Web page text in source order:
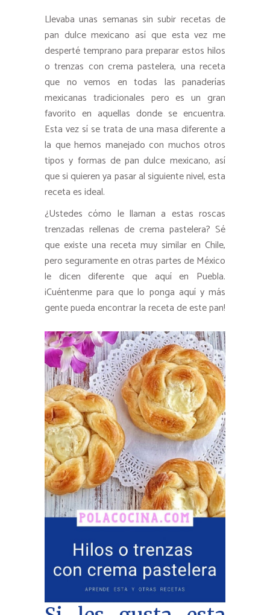
Llevaba unas semanas sin subir recetas de
pan dulce mexicano así que esta vez me
desperté temprano para preparar estos hilos
o trenzas con crema pastelera, una receta
que no vemos en todas las panaderías
mexicanas tradicionales pero es un gran
favorito en aquellas donde se encuentra.
Esta vez sí se trata de una masa diferente a
la que hemos manejado con muchos otros
tipos y formas de pan dulce mexicano, así
que si quieren ya pasar al siguiente nivel, esta
receta es ideal.
¿Ustedes cómo le llaman a estas roscas
trenzadas rellenas de crema pastelera? Sé
que existe una receta muy similar en Chile,
pero seguramente en otras partes de México
le dicen diferente que aquí en Puebla.
¡Cuéntenme para que lo ponga aquí y más
gente pueda encontrar la receta de este pan!